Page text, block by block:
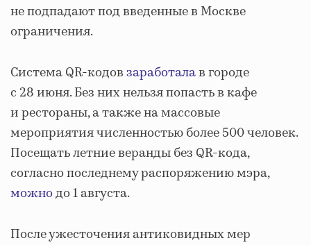
не подпадают под введенные в Москве
ограничения.
Система QR-кодовзаработалав городе
с 28 июня. Без них нельзя попасть в кафе
и рестораны, а также на массовые
мероприятия численностью более 500 человек.
Посещать летние веранды без QR-кода,
согласно последнему распоряжению мэра,
можнодо 1 августа.
После ужесточения антиковидных мер